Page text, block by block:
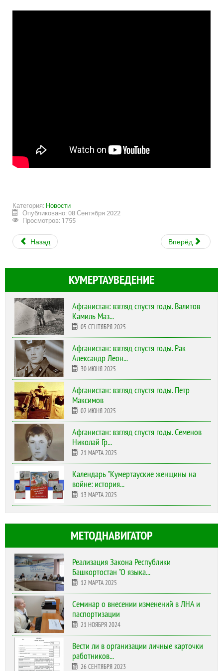
Категория: Новости
Опубликовано: 08 Сентября 2022
Просмотров: 1755
Назад Вперёд
КУМЕРТАУВЕДЕНИЕ
Афганистан: взгляд спустя годы. Валитов
Камиль Маз...
05 СЕНТЯБРЯ 2025
Афганистан: взгляд спустя годы. Рак
Александр Леон...
30 ИЮНЯ 2025
Афганистан: взгляд спустя годы. Петр
Максимов
02 ИЮНЯ 2025
Афганистан: взгляд спустя годы. Семенов
Николай Гр...
21 МАРТА 2025
Календарь "Кумертауские женщины на
войне: история...
13 МАРТА 2025
МЕТОДНАВИГАТОР
Реализация Закона Республики
Башкортостан "О языка...
12 МАРТА 2025
Cеминар о внесении изменений в ЛНА и
паспортизации
21 НОЯБРЯ 2024
Вести ли в организации личные карточки
работников...
26 СЕНТЯБРЯ 2023